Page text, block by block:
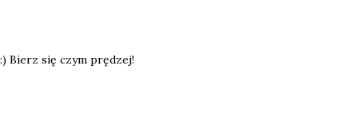
Bierz się czym prędzej!